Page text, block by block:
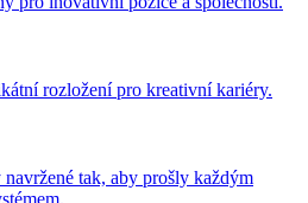
rozložení pro kreativní kariéry.
tak, aby prošly každým